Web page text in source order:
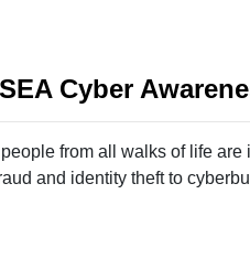
Cyber
from all walks of life
and identity theft to